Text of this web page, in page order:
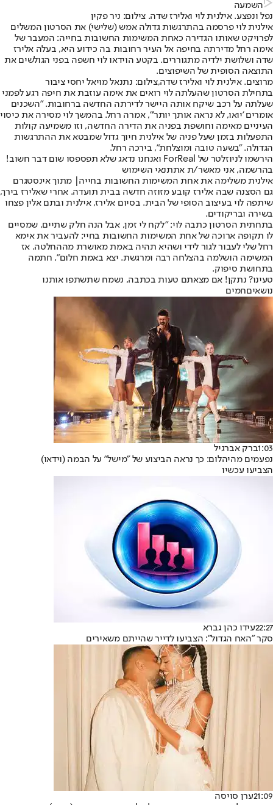
השמעה
נפל ונפצע. אילנית לוי ואלירז שדה. צילום: ניר פקין
אילנית לוי פרסמה בהתרגשות גדולה אמש (שלישי) את הסרטון המשלים
לפרויקט שאותו הגדירה כאחת המשימות החשובות בחייה: המעבר של
אימה רחל מדירתה בחיפה אל העיר רחובות בה כידוע היא, בעלה אלירז
שדה ושלושת ילדיה מתגוררים. בקטע הוידאו לוי חשפה בפני הגולשים את
התוצאה הסופית של השיפוצים.
מרוצים. אילנית לוי ואלירז שדה,צילום: נתנאל מויאל יחסי ציבור
בתחילת הסרטון שהעלתה לוי רואים את אימה עוזבת את חיפה רגע לפמני
שעלתה על רכב שיקח אותה היישר לדירתה החדשה ברחובות. "השכנים
אומרים 'יואו, לא נראה אותך יותר'", אמרה רחל. בהמשך לוי מסירה את כיסוי
העיניים מאימה וחושפת בפניה את הדירה החדשה, וזו משמיעה קולות
התפעלות בזמן שעל פניה של אילנית חיוך גדול שמבטא את ההתרגשות
הגדולה. "בשעה טובה ומוצלחת", בירכה רחל.
הירשמו לניוזלטר של ForReal ואנחנו נדאג שלא תפספסו שום דבר חשוב!
בהרשמה, אני מאשר/ת אתתנאי השימוש
אילנית משלימה את אחת המשימות החשובות בחייה| מתוך אינסטגרם
גם הסצנה שבה אלירז קובע מזוזה חדשה בבית תועדה. אחרי שאלירז בירך,
שיתפה לוי בעיצוב הסופי של הבית. בסיום אלירז, אילנית ובתם אלין פצחו
בשירה ובריקודים.
בתחתית הסרטון כתבה לוי: "לקח לי זמן, אבל הנה חלק שתיים, שמסיים
לו תקופה ארוכה של אחת המשימות החשובות בחיי: להעביר את אימא
רחל שלי לעבור לגור לידי ושהיא תהיה באמת מאושרת מההחלטה. אז
המשימה הושלמה בהצלחה רבה ומרגשת. יצא באמת חלום", חתמה
בתחושת סיפוק.
טעינו? נתקן! אם מצאתם טעות בכתבה, נשמח שתשתפו אותנו
נושאיםחמים
1:03ברק אברגיל
נפעמים מהיהלום: כך נראה הביצוע של "מישל" על הבמה (וידאו)
הצביעו עכשיו
22:27עידו כהן גברא
סקר "האח הגדול": הצביעו לדייר שהייתם משאירים
21:09ערן סויסה